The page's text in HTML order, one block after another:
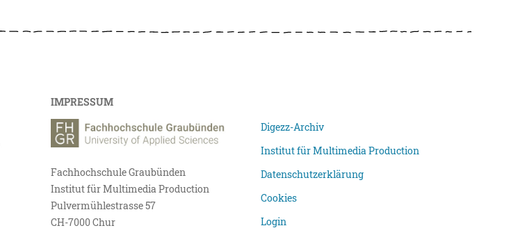
IMPRESSUM
Fachhochschule Graubünden
Institut für Multimedia Production
Pulvermühlestrasse 57
CH-7000 Chur
Digezz-Archiv
Institut für Multimedia Production
Datenschutzerklärung
Cookies
Login